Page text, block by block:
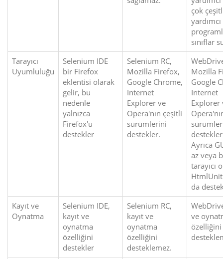
çok
yardımcı
sınıflar
Tarayıcı
Uyumluluğu
Selenium IDE
bir Firefox
eklentisi olarak
gelir, bu
nedenle
yalnızca
Firefox'u
destekler
Selenium RC,
Mozilla Firefox,
Google Chrome,
Internet
Explorer ve
Opera'nın çeşitli
sürümlerini
destekler.
Mozilla
Google
Internet
Explorer
Ayrıca
az veya
tarayıcı
da
Kayıt ve
Oynatma
Selenium IDE,
kayıt ve
oynatma
özelliğini
destekler
Selenium RC,
kayıt ve
oynatma
özelliğini
desteklemez.
ve
özelliğini